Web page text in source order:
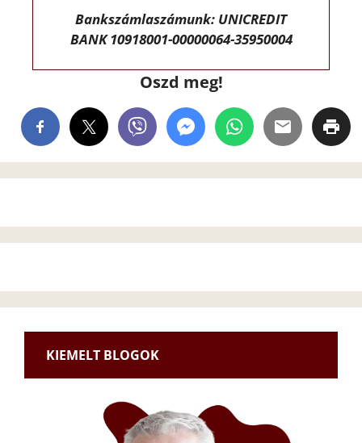
Bankszámlaszámunk: UNICREDIT
BANK 10918001-00000064-35950004
Oszd meg!
KIEMELT BLOGOK